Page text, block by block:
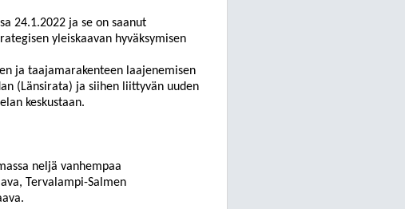
24.1.2022 ja se on saanut
yleiskaavan hyväksymisen
ja taajamarakenteen laajenemisen
(Länsirata) ja siihen liittyvän uuden
keskustaan.
neljä vanhempaa
Tervalampi-Salmen